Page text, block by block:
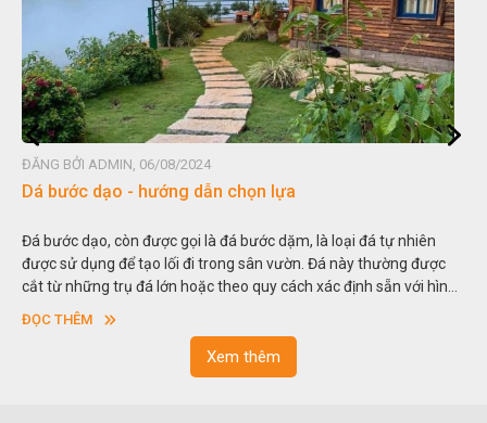
ĐĂNG BỞI ADMIN, 06/08/2024
Dá bước dạo - hướng dẫn chọn lựa
Đá bước dạo, còn được gọi là đá bước dặm, là loại đá tự nhiên
được sử dụng để tạo lối đi trong sân vườn. Đá này thường được
cắt từ những trụ đá lớn hoặc theo quy cách xác định sẵn với hình
vuông hoặc hình chữ nhật và có độ dày khác nhau.
ĐỌC THÊM
Xem thêm